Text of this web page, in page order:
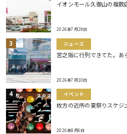
イオンモール久御山の複数
2026年7月29日
ニュース
宮之阪に行列できてた。あ
2026年7月10日
イベント
枚方の近所の夏祭りスケジ
2026年8月6日